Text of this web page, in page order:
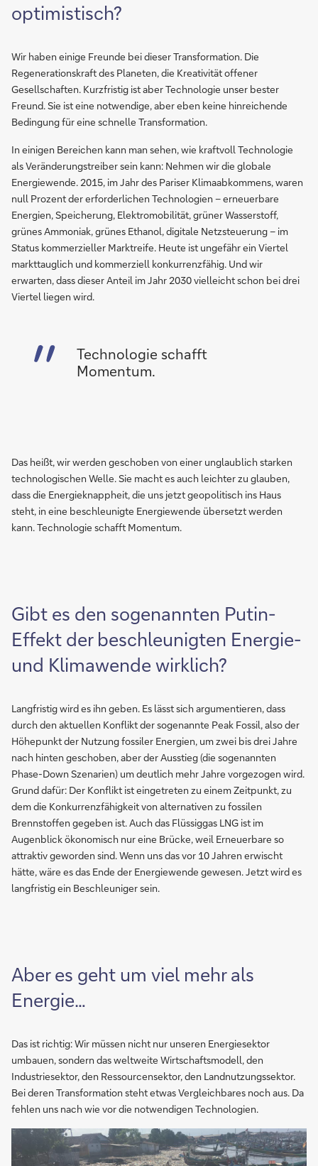
optimistisch?
Wir haben einige Freunde bei dieser Transformation. Die
Regenerationskraft des Planeten, die Kreativität offener
Gesellschaften. Kurzfristig ist aber Technologie unser bester
Freund. Sie ist eine notwendige, aber eben keine hinreichende
Bedingung für eine schnelle Transformation.
In einigen Bereichen kann man sehen, wie kraftvoll Technologie
als Veränderungstreiber sein kann: Nehmen wir die globale
Energiewende. 2015, im Jahr des Pariser Klimaabkommens, waren
null Prozent der erforderlichen Technologien – erneuerbare
Energien, Speicherung, Elektromobilität, grüner Wasserstoff,
grünes Ammoniak, grünes Ethanol, digitale Netzsteuerung – im
Status kommerzieller Marktreife. Heute ist ungefähr ein Viertel
markttauglich und kommerziell konkurrenzfähig. Und wir
erwarten, dass dieser Anteil im Jahr 2030 vielleicht schon bei drei
Viertel liegen wird.
Technologie schafft
Momentum.
Das heißt, wir werden geschoben von einer unglaublich starken
technologischen Welle. Sie macht es auch leichter zu glauben,
dass die Energieknappheit, die uns jetzt geopolitisch ins Haus
steht, in eine beschleunigte Energiewende übersetzt werden
kann. Technologie schafft Momentum.
Gibt es den sogenannten Putin-
Effekt der beschleunigten Energie-
und Klimawende wirklich?
Langfristig wird es ihn geben. Es lässt sich argumentieren, dass
durch den aktuellen Konflikt der sogenannte Peak Fossil, also der
Höhepunkt der Nutzung fossiler Energien, um zwei bis drei Jahre
nach hinten geschoben, aber der Ausstieg (die sogenannten
Phase-Down Szenarien) um deutlich mehr Jahre vorgezogen wird.
Grund dafür: Der Konflikt ist eingetreten zu einem Zeitpunkt, zu
dem die Konkurrenzfähigkeit von alternativen zu fossilen
Brennstoffen gegeben ist. Auch das Flüssiggas LNG ist im
Augenblick ökonomisch nur eine Brücke, weil Erneuerbare so
attraktiv geworden sind. Wenn uns das vor 10 Jahren erwischt
hätte, wäre es das Ende der Energiewende gewesen. Jetzt wird es
langfristig ein Beschleuniger sein.
Aber es geht um viel mehr als
Energie…
Das ist richtig: Wir müssen nicht nur unseren Energiesektor
umbauen, sondern das weltweite Wirtschaftsmodell, den
Industriesektor, den Ressourcensektor, den Landnutzungssektor.
Bei deren Transformation steht etwas Vergleichbares noch aus. Da
fehlen uns nach wie vor die notwendigen Technologien.